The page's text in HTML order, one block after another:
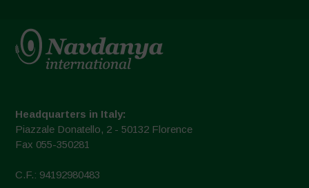
Headquarters in Italy:
Piazzale Donatello, 2 - 50132 Florence
Fax 055-350281
C.F.: 94192980483